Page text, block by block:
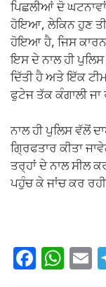
ਪਿਛਲੀਆਂ ਦੋ ਘਟਨਾਵਾਂ
ਹੋਇਆ, ਲੇਕਿਨ ਹੁਣ
ਹੋਇਆ ਹੈ, ਜਿਸ ਕਾਰਨ
ਇਸ ਦੇ ਨਾਲ ਹੀ
ਦਿੱਤੀ ਹੈ ਅਤੇ ਇੱਕ
ਫੁਟੇਜ ਤੱਕ ਕੰਗਾਲੀ ਜਾ
ਨਾਲ ਹੀ ਪੁਲਿਸ ਵੱਲੋਂ
ਗ੍ਰਿਫਤਾਰ ਕੀਤਾ
ਤਰ੍ਹਾਂ ਦੇ ਨਾਲ ਸੀਲ
ਪਹੁੰਚ ਕੇ ਜਾਂਚ ਕਰ
F W E